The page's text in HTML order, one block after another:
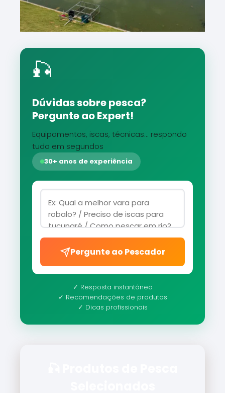
🎣
Dúvidas sobre pesca?
Pergunte ao Expert!
Equipamentos, iscas, técnicas... respondo
tudo em segundos
30+ anos de experiência
Pergunte ao Pescador
✓ Resposta instantânea
✓ Recomendações de produtos
✓ Dicas profissionais